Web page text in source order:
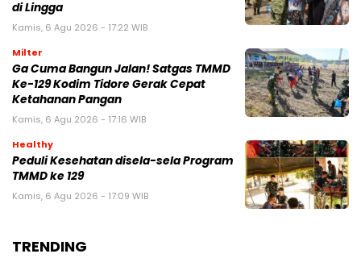
di Lingga
Kamis, 6 Agu 2026 - 17:22 WIB
Milter
Ga Cuma Bangun Jalan! Satgas TMMD
Ke-129 Kodim Tidore Gerak Cepat
Ketahanan Pangan
Kamis, 6 Agu 2026 - 17:16 WIB
Healthy
Peduli Kesehatan disela-sela Program
TMMD ke 129
Kamis, 6 Agu 2026 - 17:09 WIB
TRENDING